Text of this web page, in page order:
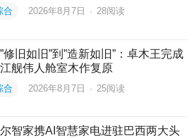
合 2026年8月7日 · 28阅读
修旧如旧”到”造新如旧”：卓木王完成
舰伟人舱室木作复原
合 2026年8月7日 · 25阅读
智家携AI智慧家电进驻巴西两大头